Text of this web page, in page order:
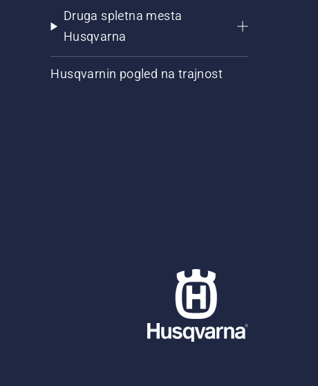
Druga spletna mesta
Husqvarna
Husqvarnin pogled na trajnost